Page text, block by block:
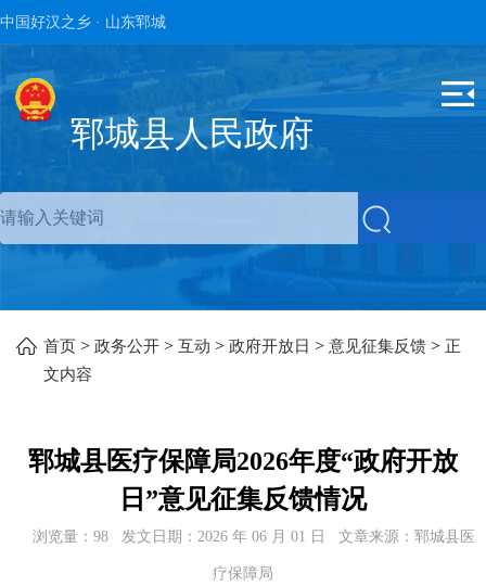
中国好汉之乡 · 山东郓城
郓城县人民政府
首页 > 政务公开 > 互动 > 政府开放日 > 意见征集反馈 > 正
文内容
郓城县医疗保障局2026年度“政府开放
日”意见征集反馈情况
浏览量： 98 发文日期： 2026 年 06 月 01 日 文章来源： 郓城县医
疗保障局